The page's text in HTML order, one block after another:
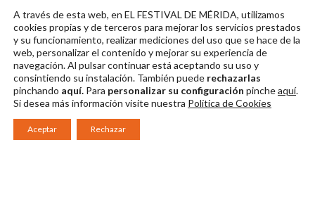
Electra RDP 07
Descargar en alta
Electra RDP 08
Descargar en alta
A través de esta web, en EL FESTIVAL DE MÉRIDA, utilizamos
cookies propias y de terceros para mejorar los servicios prestados
y su funcionamiento, realizar mediciones del uso que se hace de la
web, personalizar el contenido y mejorar su experiencia de
navegación. Al pulsar continuarestá aceptando su uso y
consintiendo su instalación. También puede rechazarlas
pinchando aquí. Para personalizar su configuración pincheaquí.
Si desea más información visite nuestra Política de Cookies
Aceptar Rechazar